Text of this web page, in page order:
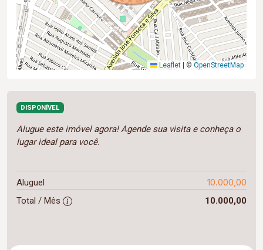
Leaflet © OpenStreetMap
DISPONÍVEL
Alugue este imóvel agora! Agende sua visita e conheça o
lugar ideal para você.
Aluguel 10.000,00
Total / Mês 10.000,00